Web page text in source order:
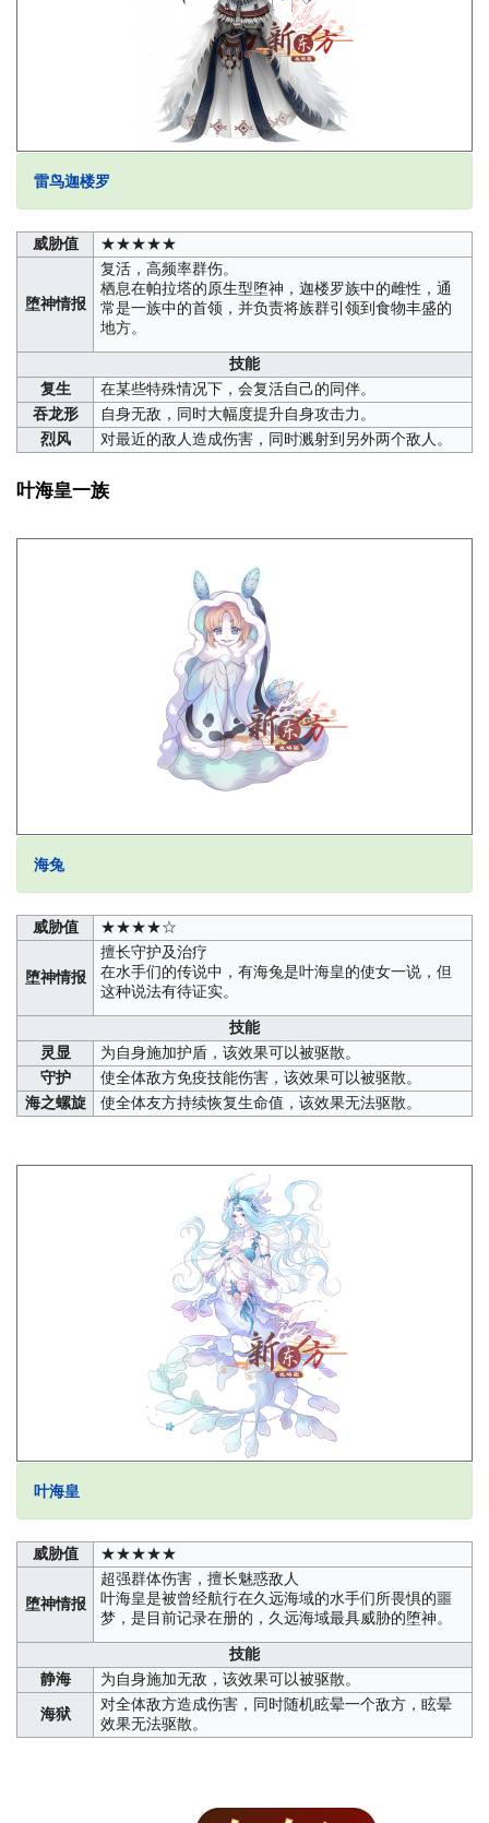
雷鸟迦楼罗
威胁值 ★★★★★
堕神情报
复活，高频率群伤。
栖息在帕拉塔的原生型堕神，迦楼罗族中的雌性，通
常是一族中的首领，并负责将族群引领到食物丰盛的
地方。
技能
复生
在某些特殊情况下，会复活自己的同伴。
吞龙形
自身无敌，同时大幅度提升自身攻击力。
烈风
对最近的敌人造成伤害，同时溅射到另外两个敌人。
叶海皇一族
海兔
威胁值 ★★★★☆
堕神情报
擅长守护及治疗
在水手们的传说中，有海兔是叶海皇的使女一说，但
这种说法有待证实。
技能
灵显
为自身施加护盾，该效果可以被驱散。
守护
使全体敌方免疫技能伤害，该效果可以被驱散。
海之螺旋
使全体友方持续恢复生命值，该效果无法驱散。
叶海皇
威胁值 ★★★★★
堕神情报
超强群体伤害，擅长魅惑敌人
叶海皇是被曾经航行在久远海域的水手们所畏惧的噩
梦，是目前记录在册的，久远海域最具威胁的堕神。
技能
静海
为自身施加无敌，该效果可以被驱散。
海狱
对全体敌方造成伤害，同时随机眩晕一个敌方，眩晕
效果无法驱散。